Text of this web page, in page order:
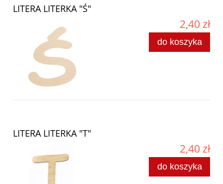
LITERA LITERKA "Ś"
2,40 zł
do koszyka
LITERA LITERKA "T"
2,40 zł
do koszyka